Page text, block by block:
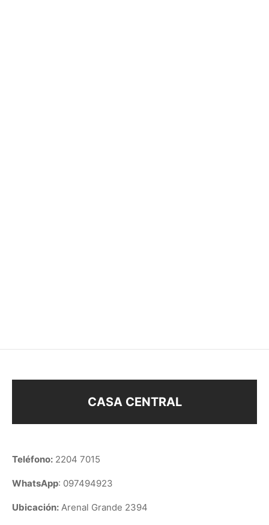
CASA CENTRAL
Teléfono: 2204 7015
WhatsApp: 097494923
Ubicación: Arenal Grande 2394